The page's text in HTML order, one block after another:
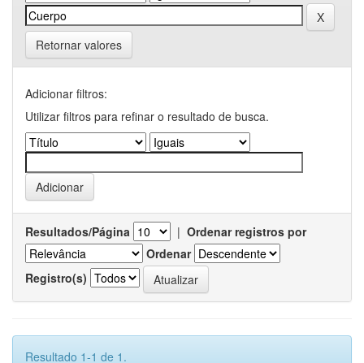
Retornar valores
Adicionar filtros:
Utilizar filtros para refinar o resultado de busca.
Resultados/Página | Ordenar registros por
Ordenar
Registro(s)
Resultado 1-1 de 1.